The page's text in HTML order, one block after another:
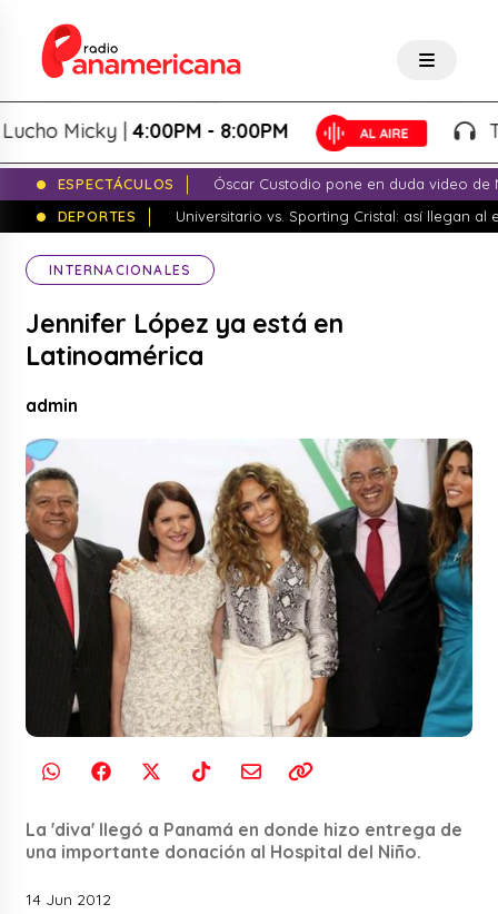
Micky |4:00PM - 8:00PM
ESPECTÁCULOS
Óscar Custodio pone en duda video de
DEPORTES
Universitario vs. Sporting Cristal: así llegan al
INTERNACIONALES
Jennifer López ya está en
Latinoamérica
admin
La 'diva' llegó a Panamá en donde hizo entrega de
una importante donación al Hospital del Niño.
14 Jun 2012